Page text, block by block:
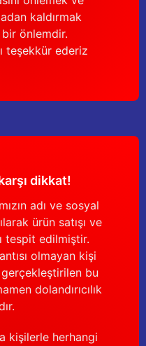
kaldırmak
bir önlemdir.
teşekkür ederiz
dikkat!
adı ve sosyal
ürün satışı ve
tespit edilmiştir.
olmayan kişi
bu
dolandırıcılık
kişilerle herhangi